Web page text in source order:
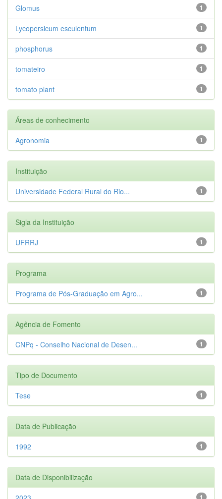
1
Glomus
1
Lycopersicum esculentum
1
phosphorus
1
tomateiro
1
tomato plant
Áreas de conhecimento
1
Agronomia
Instituição
1
Universidade Federal Rural do Rio...
Sigla da Instituição
1
UFRRJ
Programa
1
Programa de Pós-Graduação em Agro...
Agência de Fomento
1
CNPq - Conselho Nacional de Desen...
Tipo de Documento
1
Tese
Data de Publicação
1
1992
Data de Disponibilização
1